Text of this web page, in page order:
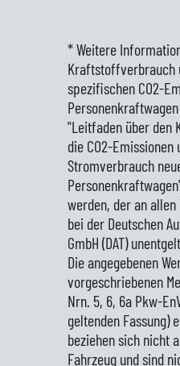
* Weitere
Kraftstoffverbrauch
spezifischen CO2-
"Leitfaden über
die CO2-Emissionen
Stromverbrauch
werden, der an
bei der Deutschen
GmbH (DAT)
Die angegebenen
vorgeschriebenen
Nrn. 5, 6, 6a Pkw-
geltenden Fassung)
beziehen sich nicht
Fahrzeug und sind